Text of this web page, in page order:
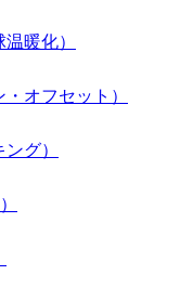
暖化）
オフセット）
グ）